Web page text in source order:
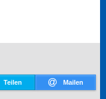
Teilen Mailen